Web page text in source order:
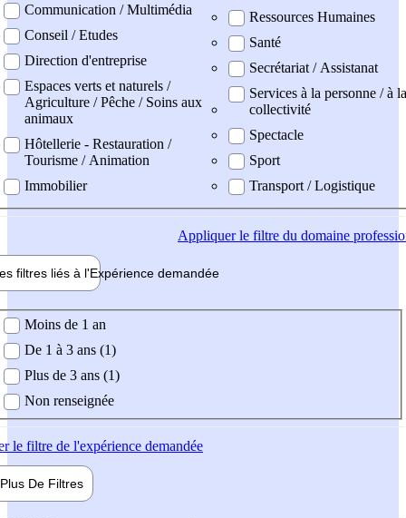
Communication / Multimédia
Conseil / Etudes
Direction d'entreprise
Espaces verts et naturels /
Agriculture / Pêche / Soins aux
animaux
Hôtellerie - Restauration /
Tourisme / Animation
Immobilier
Ressources Humaines
Santé
Secrétariat / Assistanat
Services à la personne / à la
collectivité
Spectacle
Sport
Transport / Logistique
Appliquerle filtre du domaine
filtres liés à l'Expérience demandée
demandée
Moins de 1 an
De 1 à 3 ans (1)
Plus de 3 ans (1)
Non renseignée
le filtre de l'expérience demandée
Plus De Filtres